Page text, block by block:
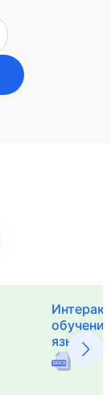
языка и